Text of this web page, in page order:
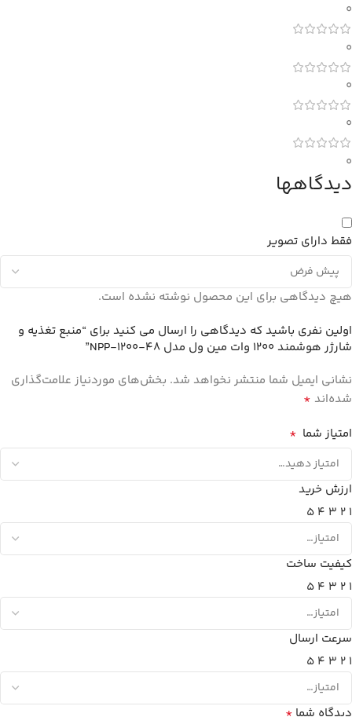
0
0
0
0
0
دیدگاهها
فقط دارای تصویر
هیچ دیدگاهی برای این محصول نوشته نشده است.
اولین نفری باشید که دیدگاهی را ارسال می کنید برای “منبع تغذیه و
شارژر هوشمند 1200 وات مین ول مدل NPP-1200-48”
نشانی ایمیل شما منتشر نخواهد شد. بخش‌های موردنیاز علامت‌گذاری
شده‌اند *
امتیاز شما *
ارزش خرید
1
2
3
4
5
کیفیت ساخت
1
2
3
4
5
سرعت ارسال
1
2
3
4
5
دیدگاه شما